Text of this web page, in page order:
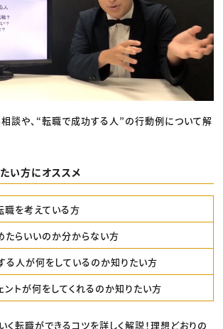
談や、“転職で成功する人”の行動例について解
い方にオススメ
職を考えている方
たらいいのか分からない方
る人が何をしているのか知りたい方
トが何をしてくれるのか知りたい方
く転職ができるコツを詳しく解説！理想どおりの